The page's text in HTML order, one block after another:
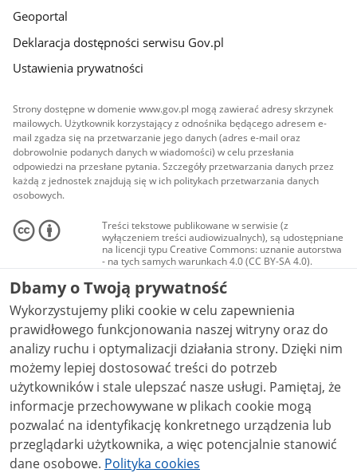
Geoportal
Deklaracja dostępności serwisu Gov.pl
Ustawienia prywatności
Strony dostępne w domenie www.gov.pl mogą zawierać adresy skrzynek
mailowych. Użytkownik korzystający z odnośnika będącego adresem e-
mail zgadza się na przetwarzanie jego danych (adres e-mail oraz
dobrowolnie podanych danych w wiadomości) w celu przesłania
odpowiedzi na przesłane pytania. Szczegóły przetwarzania danych przez
każdą z jednostek znajdują się w ich politykach przetwarzania danych
osobowych.
Treści tekstowe publikowane w serwisie (z
wyłączeniem treści audiowizualnych), są udostępniane
na licencji typu Creative Commons: uznanie autorstwa
- na tych samych warunkach 4.0 (CC BY-SA 4.0).
Materiały audiowizualne, w tym zdjęcia, materiały
audio i wideo, są udostępniane na licencji typu
Creative Commons: uznanie autorstwa użycie
niekomercyjne - bez utworów zależnych 4.0 (CC BY-
NC-ND 4.0), o ile nie jest to stwierdzone inaczej.
Dbamy o Twoją prywatność
Wykorzystujemy pliki cookie w celu zapewnienia
prawidłowego funkcjonowania naszej witryny oraz do
analizy ruchu i optymalizacji działania strony. Dzięki nim
możemy lepiej dostosować treści do potrzeb
użytkowników i stale ulepszać nasze usługi. Pamiętaj, że
informacje przechowywane w plikach cookie mogą
pozwalać na identyfikację konkretnego urządzenia lub
przeglądarki użytkownika, a więc potencjalnie stanowić
dane osobowe. Polityka cookies